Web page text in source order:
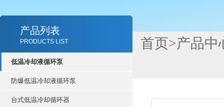
产品列表
PRODUCTS LIST
低温冷却液循环泵
防爆低温冷却液循环泵
台式低温冷却循环器
首页>产品中